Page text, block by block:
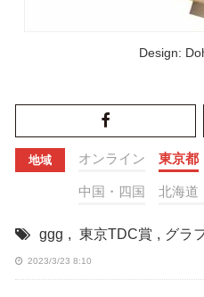
Design:
地域 オンライン 東京都
中国・四国 北海道
ggg , 東京TDC賞 , グラ
2023/3/23 8:10